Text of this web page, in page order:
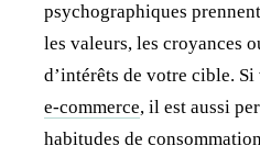
psychographiques
les valeurs, les croyances
d’intérêts de votre cible. Si
e-commerce, il est aussi
habitudes de